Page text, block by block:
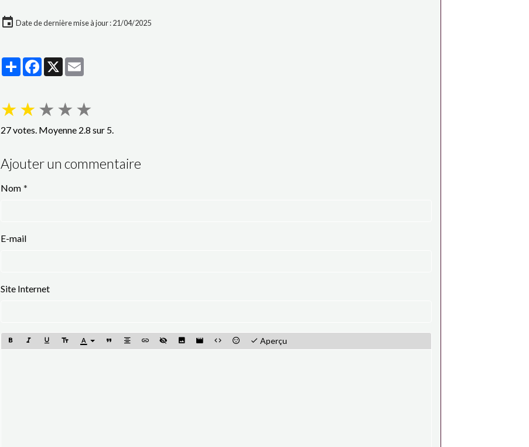
Date de dernière mise à jour : 21/04/2025
PartagerFacebook
X
★★ ★ ★ ★
27votes. Moyenne 2.8 sur 5.
Ajouter un commentaire
Nom
E-mail
Site Internet
Aperçu